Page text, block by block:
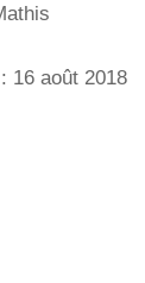
16 août 2018